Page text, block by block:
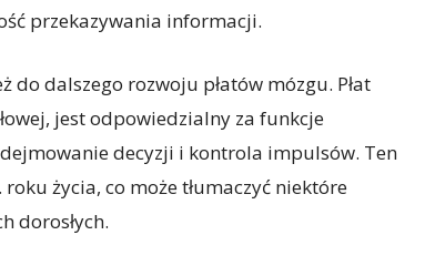
przekazywania informacji.
dalszego rozwoju płatów mózgu. Płat
jest odpowiedzialny za funkcje
decyzji i kontrola impulsów. Ten
życia, co może tłumaczyć niektóre
dorosłych.